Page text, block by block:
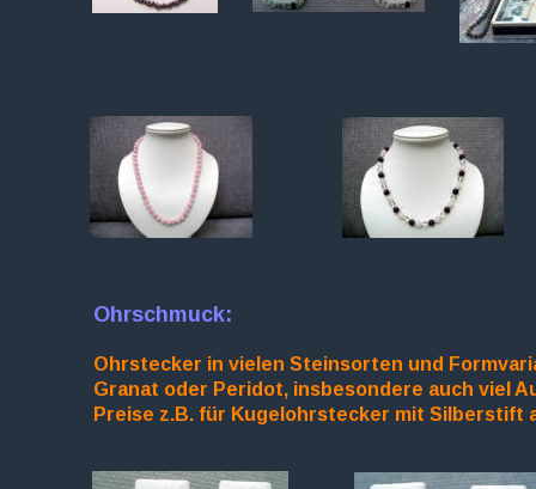
Ohrschmuck:
Ohrstecker in vielen Steinsorten und
Granat oder Peridot, insbesondere auch viel
Preise z.B. für Kugelohrstecker mit Silberstift